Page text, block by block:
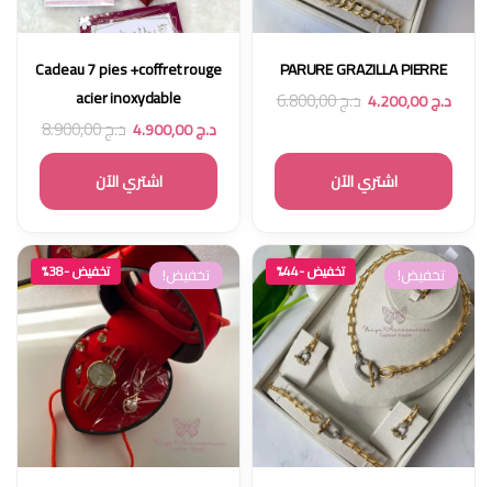
PARURE GRAZILLA PIERRE
د.ج4.200,00 د.ج6.800,00
اشتري الآن
Cadeau 7 pies +coffret rouge
acier inoxydable
د.ج4.900,00 د.ج8.900,00
اشتري الآن
تخفيض! تخفيض -44% تخفيض! تخفيض -38%